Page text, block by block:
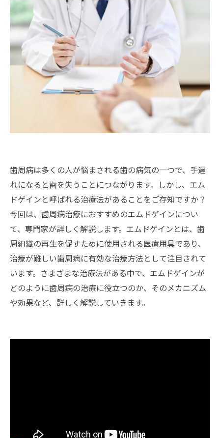
歯周病は多くの人が悩まされる歯の病気の一つで、手遅
れになると歯を失うことにつながります。しかし、エム
ドゲインと呼ばれる治療法があることをご存知ですか？
今回は、歯周病治療におすすめのエムドゲインについ
て、専門家が詳しく解説します。エムドゲインとは、歯
周組織の再生を促すために使用される医療用具であり、
治療が難しい歯周病に有効な治療方法として注目されて
います。さまざまな治療法がある中で、エムドゲインが
どのように歯周病の治療に役立つのか、そのメカニズム
や効果など、詳しく解説していきます。